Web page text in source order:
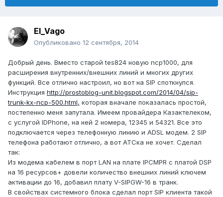
El_Vago
Опубликовано 12 сентября, 2014
Добрый день. Вместо старой tes824 новую ncp1000, для
расширения внутренних/внешних линий и многих других
функций. Все отлично настроил, но вот на SIP споткнулся.
Инструкция http://prostoblog-unit.blogspot.com/2014/04/sip-
trunk-kx-ncp-500.html, которая вначале показалась простой,
постепенно меня запутала. Имеем провайдера Казактелеком,
с услугой IDPhone, на ней 2 номера, 12345 и 54321. Все это
подключается через телефонную линию и ADSL модем. 2 SIP
телефона работают отлично, а вот АТСка не хочет. Сделал
так:
Из модема кабелем в порт LAN на плате IPCMPR с платой DSP
на 16 ресурсов+ довели количество внешних линий ключем
активации до 16, добавил плату V-SIPGW-16 в транк.
В свойствах системного блока сделал порт SIP клиента такой